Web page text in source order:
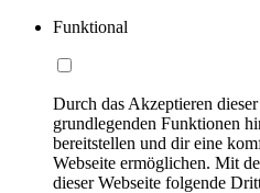
Funktional
Durch das Akzeptieren
grundlegenden Funktionen
bereitstellen und dir eine
Webseite ermöglichen. Mit
dieser Webseite folgende